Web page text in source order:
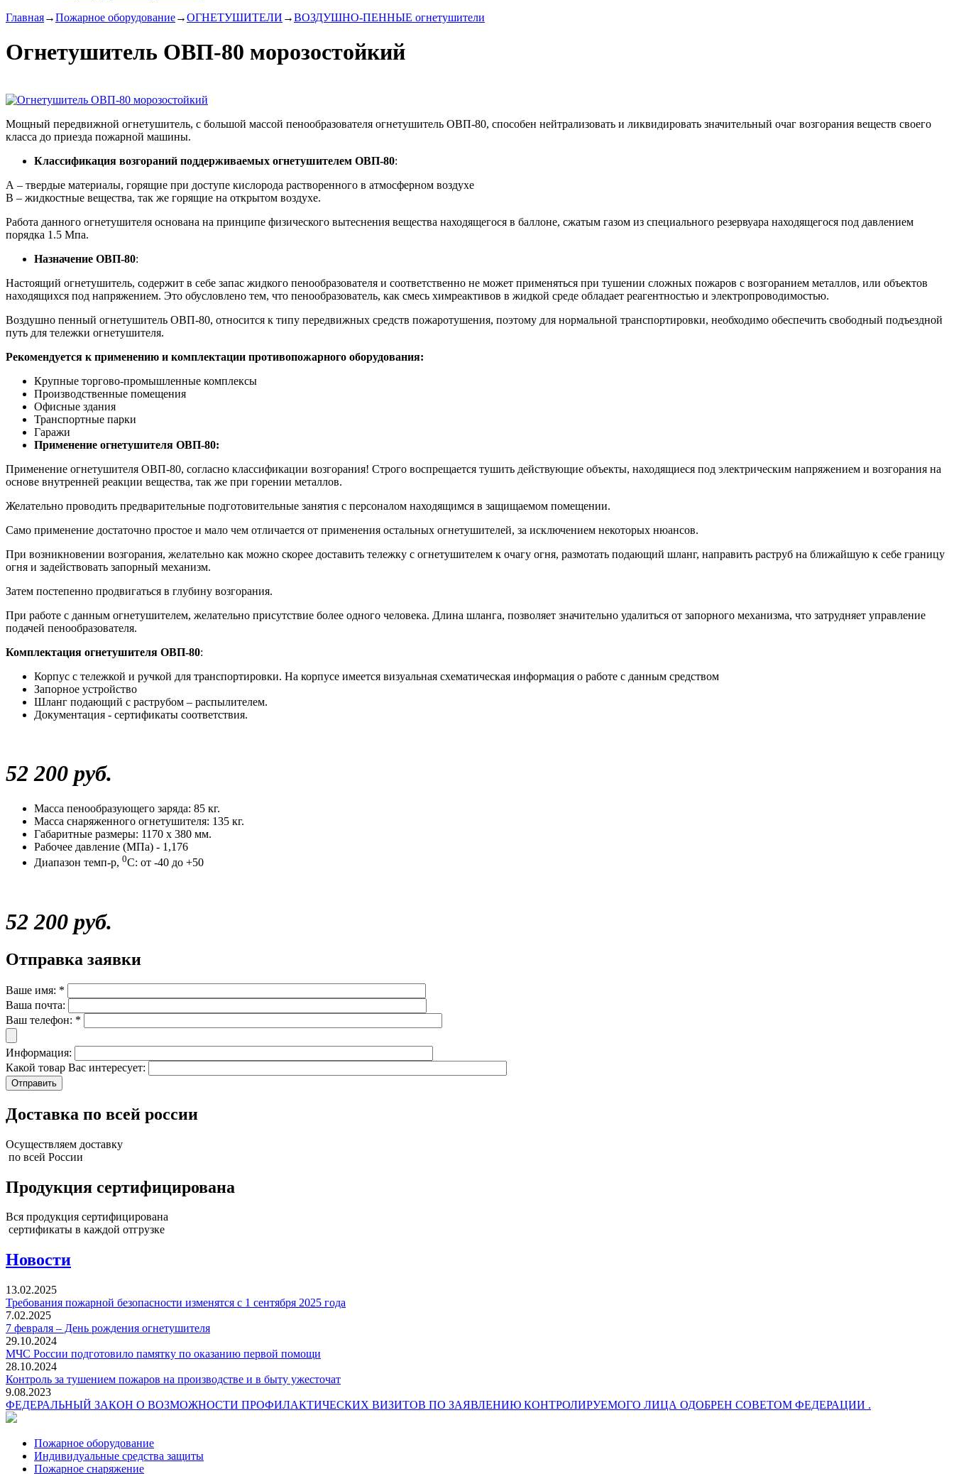
Главная→Пожарное оборудование→ОГНЕТУШИТЕЛИ →ВОЗДУШНО-ПЕННЫЕ огнетушители
Огнетушитель ОВП-80 морозостойкий
Мощный передвижной огнетушитель, с большой массой пенообразователя огнетушитель ОВП-80, способен нейтрализовать и ликвидировать значительный очаг возгорания веществ своего
класса до приезда пожарной машины.
Классификация возгораний поддерживаемых огнетушителем ОВП-80:
А – твердые материалы, горящие при доступе кислорода растворенного в атмосферном воздухе
В – жидкостные вещества, так же горящие на открытом воздухе.
Работа данного огнетушителя основана на принципе физического вытеснения вещества находящегося в баллоне, сжатым газом из специального резервуара находящегося под давлением
порядка 1.5 Мпа.
Назначение ОВП-80:
Настоящий огнетушитель, содержит в себе запас жидкого пенообразователя и соответственно не может применяться при тушении сложных пожаров с возгоранием металлов, или объектов
находящихся под напряжением. Это обусловлено тем, что пенообразователь, как смесь химреактивов в жидкой среде обладает реагентностью и электропроводимостью.
Воздушно пенный огнетушитель ОВП-80, относится к типу передвижных средств пожаротушения, поэтому для нормальной транспортировки, необходимо обеспечить свободный подъездной
путь для тележки огнетушителя.
Рекомендуется к применению и комплектации противопожарного оборудования:
Крупные торгово-промышленные комплексы
Производственные помещения
Офисные здания
Транспортные парки
Гаражи
Применение огнетушителя ОВП-80:
Применение огнетушителя ОВП-80, согласно классификации возгорания! Строго воспрещается тушить действующие объекты, находящиеся под электрическим напряжением и возгорания на
основе внутренней реакции вещества, так же при горении металлов.
Желательно проводить предварительные подготовительные занятия с персоналом находящимся в защищаемом помещении.
Само применение достаточно простое и мало чем отличается от применения остальных огнетушителей, за исключением некоторых нюансов.
При возникновении возгорания, желательно как можно скорее доставить тележку с огнетушителем к очагу огня, размотать подающий шланг, направить раструб на ближайшую к себе границу
огня и задействовать запорный механизм.
Затем постепенно продвигаться в глубину возгорания.
При работе с данным огнетушителем, желательно присутствие более одного человека. Длина шланга, позволяет значительно удалиться от запорного механизма, что затрудняет управление
подачей пенообразователя.
Комплектация огнетушителя ОВП-80:
Корпус с тележкой и ручкой для транспортировки. На корпусе имеется визуальная схематическая информация о работе с данным средством
Запорное устройство
Шланг подающий с раструбом – распылителем.
Документация - сертификаты соответствия.
52 200 руб.
Масса пенообразующего заряда: 85 кг.
Масса снаряженного огнетушителя: 135 кг.
Габаритные размеры: 1170 х 380 мм.
Рабочее давление (МПа) - 1,176
Диапазон темп-р, 0С: от -40 до +50
52 200 руб.
Отправка заявки
Ваше имя: *
Ваша почта:
Ваш телефон: *
Информация:
Какой товар Вас интересует:
Доставка по всей россии
Осуществляем доставку
по всей России
Продукция сертифицирована
Вся продукция сертифицирована
сертификаты в каждой отгрузке
Новости
13.02.2025
Требования пожарной безопасности изменятся с 1 сентября 2025 года
7.02.2025
7 февраля – День рождения огнетушителя
29.10.2024
МЧС России подготовило памятку по оказанию первой помощи
28.10.2024
Контроль за тушением пожаров на производстве и в быту ужесточат
9.08.2023
ФЕДЕРАЛЬНЫЙ ЗАКОН О ВОЗМОЖНОСТИ ПРОФИЛАКТИЧЕСКИХ ВИЗИТОВ ПО ЗАЯВЛЕНИЮ КОНТРОЛИРУЕМОГО ЛИЦА ОДОБРЕН СОВЕТОМ ФЕДЕРАЦИИ .
Пожарное оборудование
Индивидуальные средства защиты
Пожарное снаряжение